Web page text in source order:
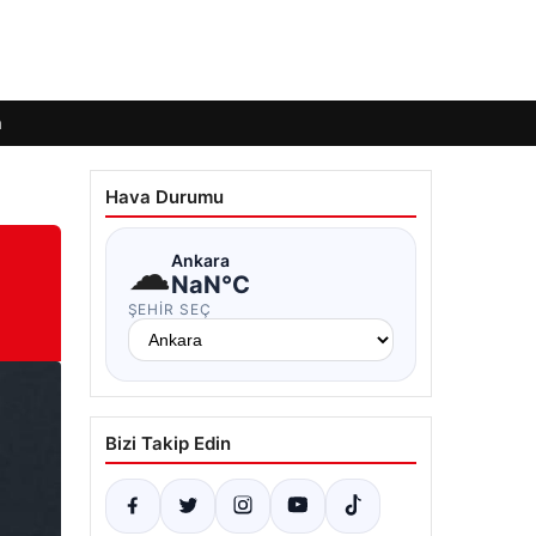
Hava Durumu
☁Ankara
NaN°C
ŞEHIR SEÇ
Bizi Takip Edin